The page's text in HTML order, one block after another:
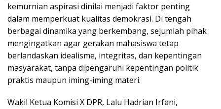
kemurnian aspirasi dinilai menjadi faktor penting
dalam memperkuat kualitas demokrasi. Di tengah
berbagai dinamika yang berkembang, sejumlah pihak
mengingatkan agar gerakan mahasiswa tetap
berlandaskan idealisme, integritas, dan kepentingan
masyarakat, tanpa dipengaruhi kepentingan politik
praktis maupun iming-iming materi.
Wakil Ketua Komisi X DPR, Lalu Hadrian Irfani,